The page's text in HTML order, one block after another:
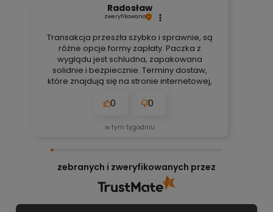
Radosław
zweryfikowano
Transakcja przeszła szybko i sprawnie, są
różne opcje formy zapłaty. Paczka z
wyglądu jest schludna, zapakowana
solidnie i bezpiecznie. Terminy dostaw,
które znajdują się na stronie internetowej,
nie zawiodłem, wyjątkowo rzetelna firma.
0 0
w tym tygodniu
zebranych i zweryfikowanych przez